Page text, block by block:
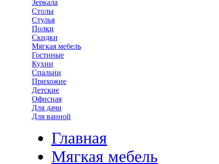
Зеркала
Столы
Стулья
Полки
Скидки
Мягкая мебель
Гостиные
Кухни
Спальни
Прихожие
Детские
Офисная
Для дачи
Для ванной
Главная
Мягкая мебель